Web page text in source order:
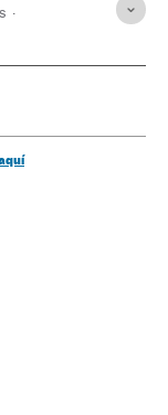
Sociologia